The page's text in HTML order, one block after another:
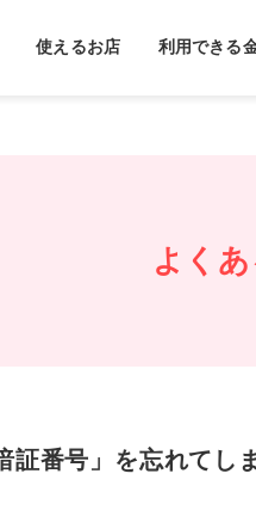
使えるお店 利用できる
よく
証番号」を忘れてし